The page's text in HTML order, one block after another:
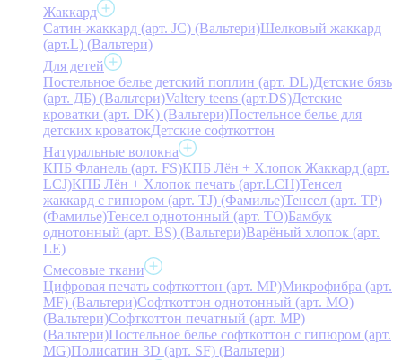
Жаккард
Сатин-жаккард (арт. JC) (Вальтери)Шелковый жаккард
(арт.L) (Вальтери)
Для детей
Постельное белье детский поплин (арт. DL)Детские бязь
(арт. ДБ) (Вальтери)Valtery teens (арт.DS)Детские
кроватки (арт. DK) (Вальтери)Постельное белье для
детских кроватокДетские софткоттон
Натуральные волокна
КПБ Фланель (арт. FS)КПБ Лён + Хлопок Жаккард (арт.
LCJ)КПБ Лён + Хлопок печать (арт.LCH)Тенсел
жаккард с гипюром (арт. TJ) (Фамилье)Тенсел (арт. ТР)
(Фамилье)Тенсел однотонный (арт. TO)Бамбук
однотонный (арт. BS) (Вальтери)Варёный хлопок (арт.
LE)
Смесовые ткани
Цифровая печать софткоттон (арт. MP)Микрофибра (арт.
MF) (Вальтери)Софткоттон однотонный (арт. MO)
(Вальтери)Софткоттон печатный (арт. MР)
(Вальтери)Постельное белье софткоттон с гипюром (арт.
MG)Полисатин 3D (арт. SF) (Вальтери)